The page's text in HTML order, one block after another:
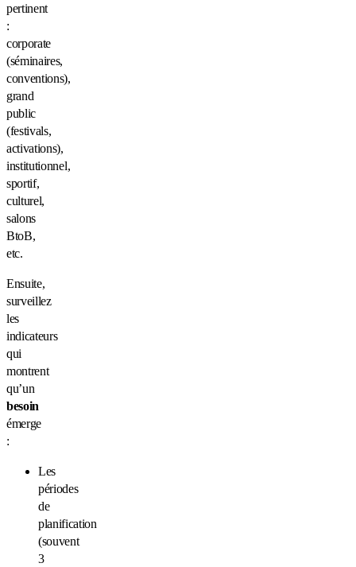
pertinent
:
corporate
(séminaires,
conventions),
grand
public
(festivals,
activations),
institutionnel,
sportif,
culturel,
salons
BtoB,
etc. ️
Ensuite,
surveillez
les
indicateurs
qui
montrent
qu’un
besoin
émerge
:
Les
périodes
de
planification
(souvent
3